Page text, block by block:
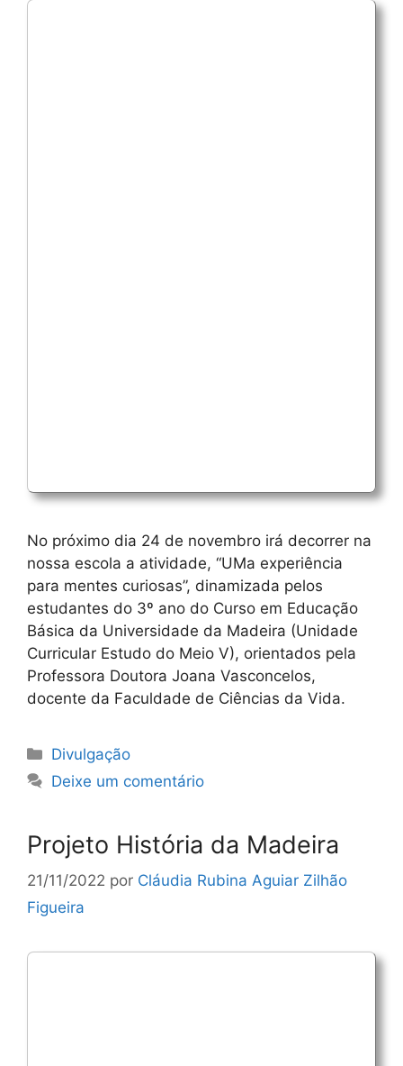
No próximo dia 24 de novembro irá decorrer na
nossa escola a atividade, “UMa experiência
para mentes curiosas”, dinamizada pelos
estudantes do 3º ano do Curso em Educação
Básica da Universidade da Madeira (Unidade
Curricular Estudo do Meio V), orientados pela
Professora Doutora Joana Vasconcelos,
docente da Faculdade de Ciências da Vida.
Categorias
Divulgação
Deixe um comentário
Projeto História da Madeira
21/11/2022 por Cláudia Rubina Aguiar Zilhão
Figueira